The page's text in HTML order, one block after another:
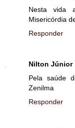
Nesta vida
Misericórdia
Responder
Nilton Júnior
Pela saúde
Zenilma
Responder